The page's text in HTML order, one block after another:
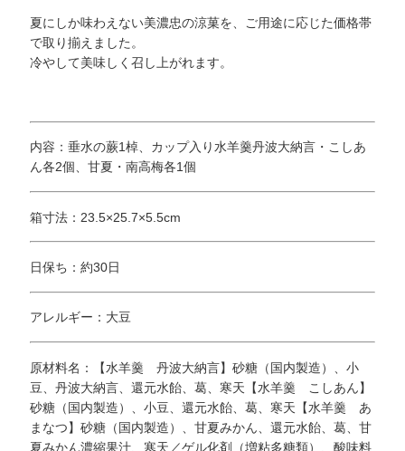
夏にしか味わえない美濃忠の涼菓を、ご用途に応じた価格帯
で取り揃えました。
冷やして美味しく召し上がれます。
内容：垂水の蕨1棹、カップ入り水羊羹丹波大納言・こしあ
ん各2個、甘夏・南高梅各1個
箱寸法：23.5×25.7×5.5cm
日保ち：約30日
アレルギー：大豆
原材料名：【水羊羹 丹波大納言】砂糖（国内製造）、小
豆、丹波大納言、還元水飴、葛、寒天【水羊羹 こしあん】
砂糖（国内製造）、小豆、還元水飴、葛、寒天【水羊羹 あ
まなつ】砂糖（国内製造）、甘夏みかん、還元水飴、葛、甘
夏みかん濃縮果汁、寒天／ゲル化剤（増粘多糖類）、酸味料